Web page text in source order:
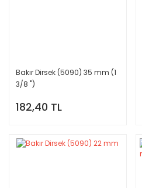
Bakır Dirsek (5090) 35 mm (1
3/8 '')
182,40 TL